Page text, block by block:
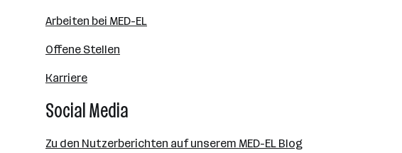
Arbeiten bei MED-EL
Offene Stellen
Karriere
Social Media
Zu den Nutzerberichten auf unserem MED-EL Blog